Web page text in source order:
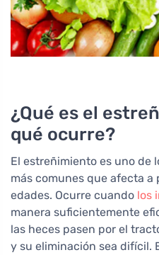
¿Qué es el
qué ocurre?
El estreñimiento es uno de
más comunes que afecta a
edades. Ocurre cuando los
manera suficientemente
las heces pasen por el
y su eliminación sea difícil.